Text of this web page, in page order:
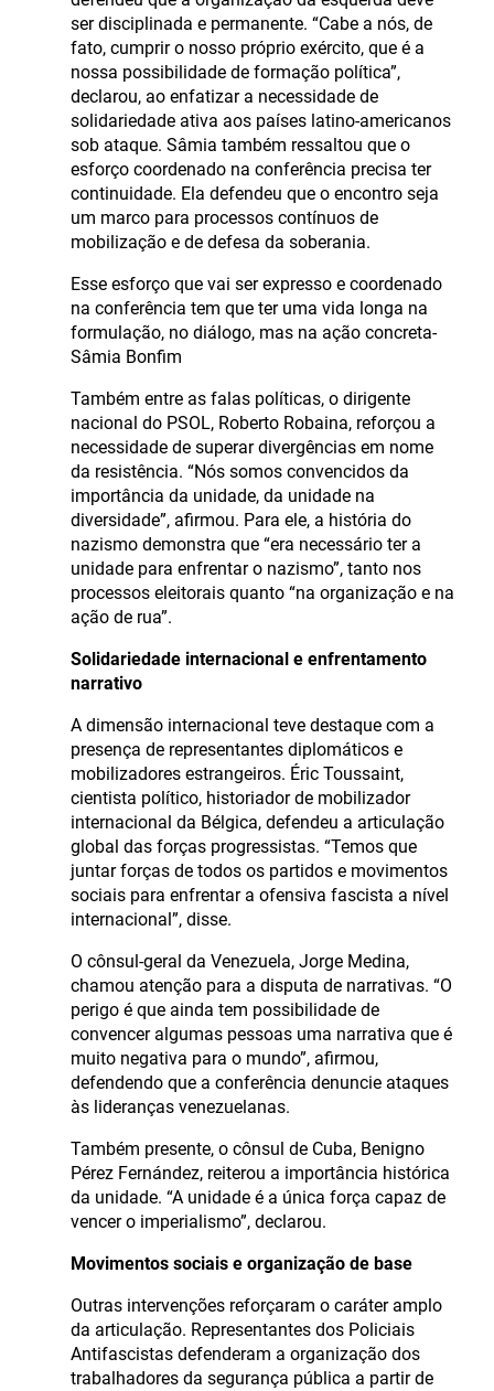
ser disciplinada e permanente. “Cabe a nós, de
fato, cumprir o nosso próprio exército, que é a
nossa possibilidade de formação política”,
declarou, ao enfatizar a necessidade de
solidariedade ativa aos países latino-americanos
sob ataque. Sâmia também ressaltou que o
esforço coordenado na conferência precisa ter
continuidade. Ela defendeu que o encontro seja
um marco para processos contínuos de
mobilização e de defesa da soberania.
Esse esforço que vai ser expresso e coordenado
na conferência tem que ter uma vida longa na
formulação, no diálogo, mas na ação concreta-
Sâmia Bonfim
Também entre as falas políticas, o dirigente
nacional do PSOL, Roberto Robaina, reforçou a
necessidade de superar divergências em nome
da resistência. “Nós somos convencidos da
importância da unidade, da unidade na
diversidade”, afirmou. Para ele, a história do
nazismo demonstra que “era necessário ter a
unidade para enfrentar o nazismo”, tanto nos
processos eleitorais quanto “na organização e na
ação de rua”.
Solidariedade internacional e enfrentamento
narrativo
A dimensão internacional teve destaque com a
presença de representantes diplomáticos e
mobilizadores estrangeiros. Éric Toussaint,
cientista político, historiador de mobilizador
internacional da Bélgica, defendeu a articulação
global das forças progressistas. “Temos que
juntar forças de todos os partidos e movimentos
sociais para enfrentar a ofensiva fascista a nível
internacional”, disse.
O cônsul-geral da Venezuela, Jorge Medina,
chamou atenção para a disputa de narrativas. “O
perigo é que ainda tem possibilidade de
convencer algumas pessoas uma narrativa que é
muito negativa para o mundo”, afirmou,
defendendo que a conferência denuncie ataques
às lideranças venezuelanas.
Também presente, o cônsul de Cuba, Benigno
Pérez Fernández, reiterou a importância histórica
da unidade. “A unidade é a única força capaz de
vencer o imperialismo”, declarou.
Movimentos sociais e organização de base
Outras intervenções reforçaram o caráter amplo
da articulação. Representantes dos Policiais
Antifascistas defenderam a organização dos
trabalhadores da segurança pública a partir de